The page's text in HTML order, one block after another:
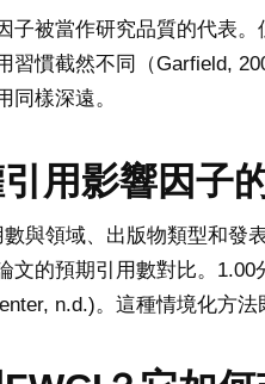
子被當作研究品質的代表
習慣截然不同（Garfield,
同樣深遠。
用影響因子
數與領域、出版物類型和發
文的預期引用數對比。
n.d.)。這種情境化方